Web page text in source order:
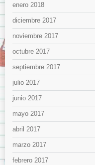
enero 2018
diciembre 2017
noviembre 2017
octubre 2017
septiembre 2017
julio 2017
junio 2017
mayo 2017
abril 2017
marzo 2017
febrero 2017